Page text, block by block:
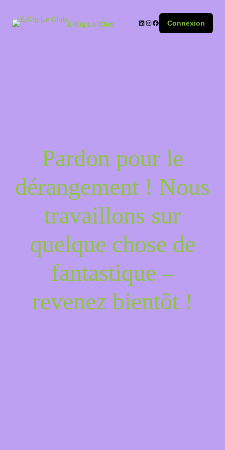
E-Cig Le Club Connexion
Pardon pour le
dérangement ! Nous
travaillons sur
quelque chose de
fantastique –
revenez bientôt !